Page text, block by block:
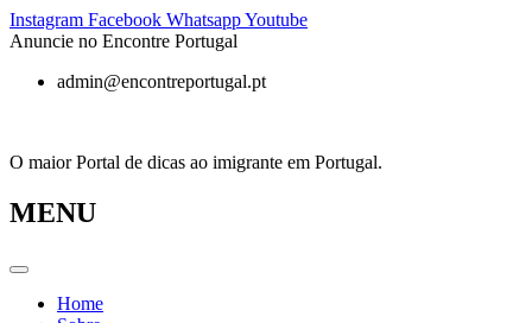
Pular
para
conteúdo
Instagram Facebook WhatsappYoutube
Anuncie no Encontre Portugal
admin@encontreportugal.pt
O maior Portal de dicas ao imigrante em Portugal.
MENU
Home